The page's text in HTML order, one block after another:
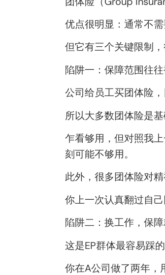
优点很明显：通常不
但它有三个关键限制
陷阱一：保障范围往往
公司给员工买团体险，
所以大多数团体险是
乍看够用，但对照我
刻可能不够用。
此外，很多团体险对
你上一次认真翻过自
陷阱二：换工作，保
这是EP群体最容易踩的
你在A公司做了两年，